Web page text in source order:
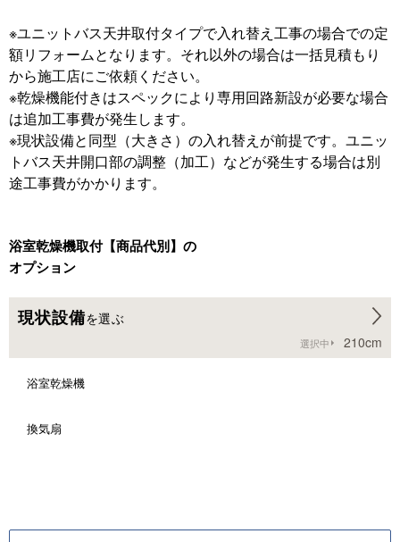
※ユニットバス天井取付タイプで入れ替え工事の場合での定
額リフォームとなります。それ以外の場合は一括見積もり
から施工店にご依頼ください。
※乾燥機能付きはスペックにより専用回路新設が必要な場合
は追加工事費が発生します。
※現状設備と同型（大きさ）の入れ替えが前提です。ユニッ
トバス天井開口部の調整（加工）などが発生する場合は別
途工事費がかかります。
浴室乾燥機取付【商品代別】の
オプション
現状設備を選ぶ
選択中 210cm
浴室乾燥機
換気扇